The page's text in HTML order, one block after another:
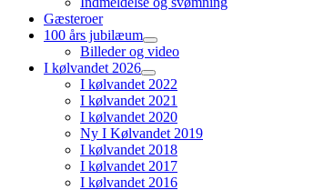
Gæsteroer
100 års jubilæum
Billeder og video
I kølvandet 2026
I kølvandet 2022
I kølvandet 2021
I kølvandet 2020
Ny I Kølvandet 2019
I kølvandet 2018
I kølvandet 2017
I kølvandet 2016